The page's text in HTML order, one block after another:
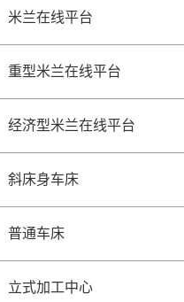
米兰在线平台
重型米兰在线平台
经济型米兰在线平台
斜床身车床
普通车床
立式加工中心